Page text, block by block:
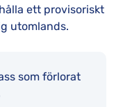
ett provisoriskt
utomlands.
som förlorat